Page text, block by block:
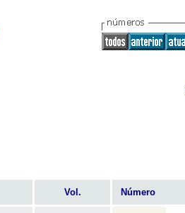
Vol. Número